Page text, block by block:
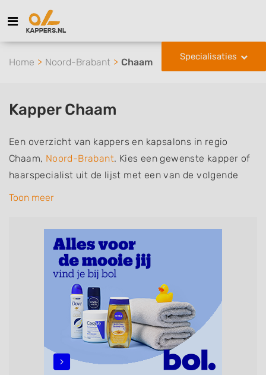
Specialisaties
Home Noord-Brabant Chaam
Kapper Chaam
Een overzicht van kappers en kapsalons in regio
Chaam, Noord-Brabant. Kies een gewenste kapper of
haarspecialist uit de lijst met een van de volgende
specialisaties of aantekeningen: mannen of
zonder afspraak terecht kunt. De vermelde kappers
kunnen uw haren wassen, knippen, föhnen en kleuren,
maar ook helpen met extensions, balyage, invlechten,
opsteken, weave, een keratinebehandeling, een
permanent, een bruidkapsel, make-up & visagie,
epileren, schoonheidsbehandelingen, het trimmen van
een baard en pruiken. U kunt de zoekresultaten
filteren met behulp van de specialisatie filter en u
Toon meer